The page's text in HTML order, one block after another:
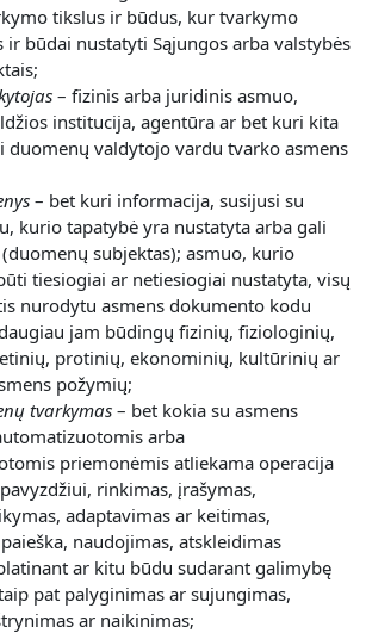
tikslus ir būdus, kur tvarkymo
ir būdai nustatyti Sąjungos arba valstybės
– fizinis arba juridinis asmuo,
institucija, agentūra ar bet kuri kita
duomenų valdytojo vardu tvarko asmens
– bet kuri informacija, susijusi su
kurio tapatybė yra nustatyta arba gali
subjektas); asmuo, kurio
tiesiogiai ar netiesiogiai nustatyta, visų
nurodytu asmens dokumento kodu
jam būdingų fizinių, fiziologinių,
protinių, ekonominių, kultūrinių ar
požymių;
tvarkymas– bet kokia su asmens
arba
priemonėmis atliekama operacija
rinkimas, įrašymas,
adaptavimas ar keitimas,
naudojimas, atskleidimas
ar kitu būdu sudarant galimybę
pat palyginimas ar sujungimas,
ar naikinimas;